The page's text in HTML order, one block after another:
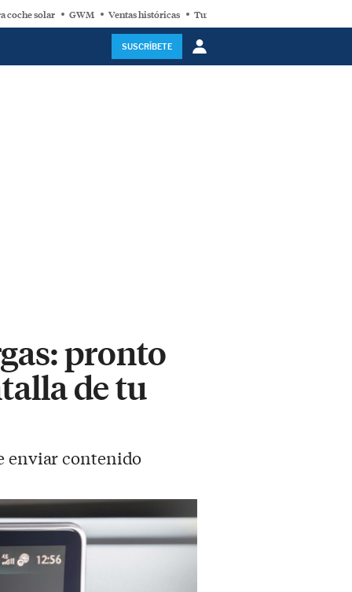
coche solar GWM Ventas históricas Turbina eólica
SUSCRÍBETE
pronto
de tu
enviar contenido